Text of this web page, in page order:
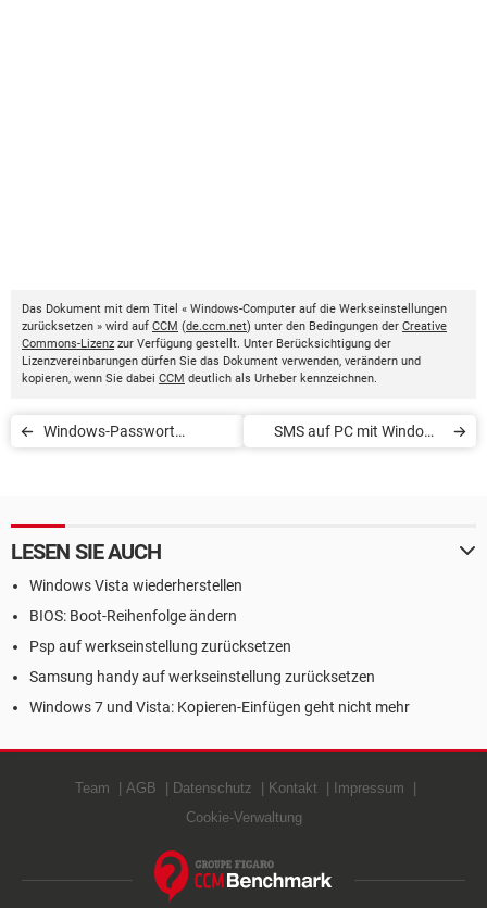
Das Dokument mit dem Titel « Windows-Computer auf die Werkseinstellungen
zurücksetzen » wird auf CCM (de.ccm.net) unter den Bedingungen der Creative
Commons-Lizenz zur Verfügung gestellt. Unter Berücksichtigung der
Lizenzvereinbarungen dürfen Sie das Dokument verwenden, verändern und
kopieren, wenn Sie dabei CCM deutlich als Urheber kennzeichnen.
Windows-Passwort
SMS auf PC mit Windows
LESEN SIE AUCH
Windows Vista wiederherstellen
BIOS: Boot-Reihenfolge ändern
Psp auf werkseinstellung zurücksetzen
Samsung handy auf werkseinstellung zurücksetzen
Windows 7 und Vista: Kopieren-Einfügen geht nicht mehr
Team AGB Datenschutz Kontakt
Impressum
Cookie-Verwaltung